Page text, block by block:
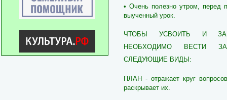
• Очень полезно утром, перед
выученный урок.
ЧТОБЫ УСВОИТЬ И
НЕОБХОДИМО ВЕСТИ
СЛЕДУЮЩИЕ ВИДЫ:
ПЛАН - отражает круг
раскрывает их.